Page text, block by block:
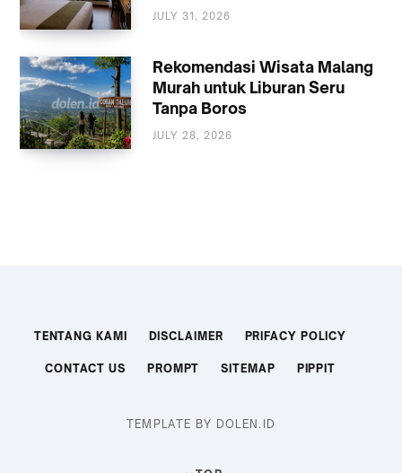
AKOMODASI
JULY 31, 2026
Rekomendasi Wisata Malang
Murah untuk Liburan Seru
Tanpa Boros
JULY 28, 2026
TENTANG KAMI DISCLAIMER PRIFACY POLICY
CONTACT US PROMPT SITEMAP PIPPIT
TEMPLATE BY DOLEN.ID